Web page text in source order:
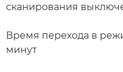
сканирования
Время перехода в
минут